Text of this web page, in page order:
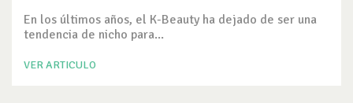
En los últimos años, el K-Beauty ha dejado de ser una
tendencia de nicho para...
VER ARTICULO